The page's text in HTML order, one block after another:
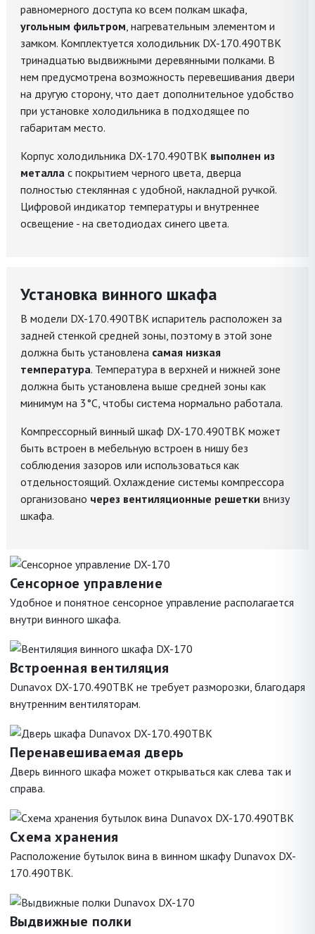
равномерного доступа ко всем полкам шкафа,
угольным фильтром, нагревательным элементом и
замком. Комплектуется холодильник DX-170.490TBK
тринадцатью выдвижными деревянными полками. В
нем предусмотрена возможность перевешивания двери
на другую сторону, что дает дополнительное удобство
при установке холодильника в подходящее по
габаритам место.
Корпус холодильника DX-170.490TBK выполнен из
металла с покрытием черного цвета, дверца
полностью стеклянная с удобной, накладной ручкой.
Цифровой индикатор температуры и внутреннее
освещение - на светодиодах синего цвета.
Установка винного шкафа
В модели DX-170.490TBK испаритель расположен за
задней стенкой средней зоны, поэтому в этой зоне
должна быть установлена самая низкая
температура. Температура в верхней и нижней зоне
должна быть установлена выше средней зоны как
минимум на 3°C, чтобы система нормально работала.
Компрессорный винный шкаф DX-170.490TBK может
быть встроен в мебельную встроен в нишу без
соблюдения зазоров или использоваться как
отдельностоящий. Охлаждение системы компрессора
организовано через вентиляционные решетки внизу
шкафа.
Сенсорное управление
Удобное и понятное сенсорное управление располагается
внутри винного шкафа.
Встроенная вентиляция
Dunavox DX-170.490TBK не требует разморозки, благодаря
внутренним вентиляторам.
Перенавешиваемая дверь
Дверь винного шкафа может открываться как слева так и
справа.
Схема хранения
Расположение бутылок вина в винном шкафу Dunavox DX-
170.490TBK.
Выдвижные полки